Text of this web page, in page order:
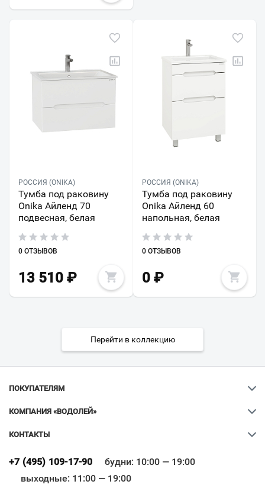
РОССИЯ (ONIKA)
Тумба под раковину
Onika Айленд 70
подвесная, белая
0 ОТЗЫВОВ
13 510 ₽
РОССИЯ (ONIKA)
Тумба под раковину
Onika Айленд 60
напольная, белая
0 ОТЗЫВОВ
0₽
Перейти в коллекцию
ПОКУПАТЕЛЯМ
КОМПАНИЯ «ВОДОЛЕЙ»
КОНТАКТЫ
+7 (495) 109-17-90
будни: 10:00 — 19:00
выходные: 11:00 — 19:00
Всё верно